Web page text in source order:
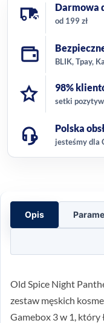
Darmowa
od 199 zł
BLIK, Tpay,
98%
setki
Polska
jesteśmy dla
Opis
Old Spice Night
zestaw męskich
Gamebox 3 w 1, który